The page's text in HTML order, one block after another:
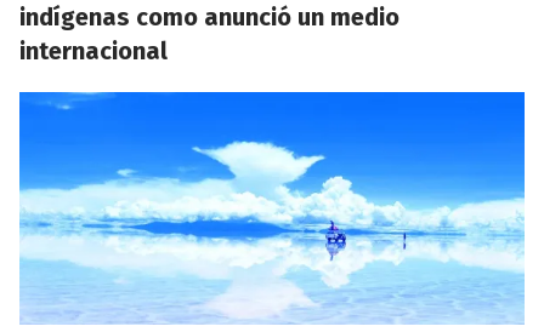
indígenas como anunció un medio
internacional